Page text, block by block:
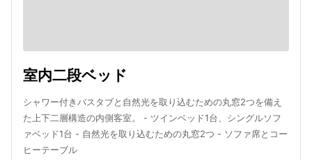
室内二段ベッド
シャワー付きバスタブと自然光を取り込むための丸窓2つを備え
た上下二層構造の内側客室。 - ツインベッド1台、シングルソフ
ァベッド1台 - 自然光を取り込むための丸窓2つ - ソファ席とコー
ヒーテーブル